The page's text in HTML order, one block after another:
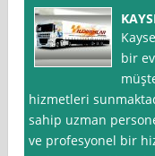
bir
hizmetleri
sahip uzman
ve profesyonel bir